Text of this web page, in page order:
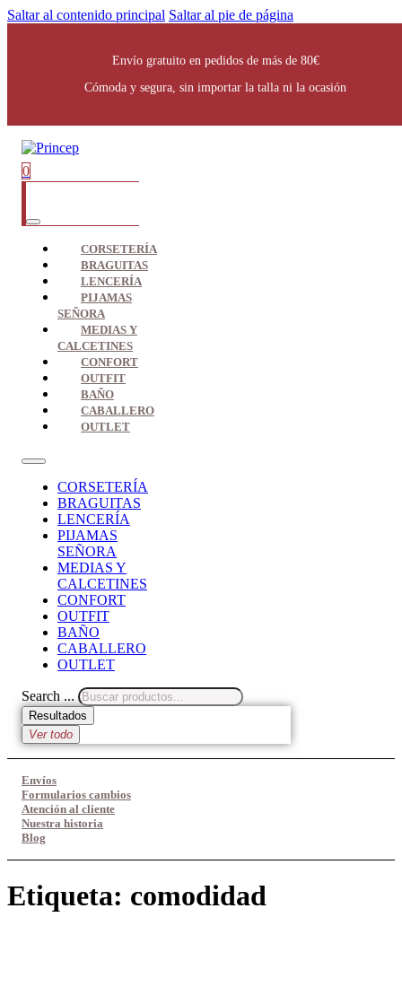
Saltar al contenido principal Saltar al pie de página
Envío gratuito en pedidos de más de 80€
Cómoda y segura, sin importar la talla ni la ocasión
0
CORSETERÍA
BRAGUITAS
LENCERÍA
PIJAMAS
SEÑORA
MEDIAS Y
CALCETINES
CONFORT
OUTFIT
BAÑO
CABALLERO
OUTLET
CORSETERÍA
BRAGUITAS
LENCERÍA
PIJAMAS
SEÑORA
MEDIAS Y
CALCETINES
CONFORT
OUTFIT
BAÑO
CABALLERO
OUTLET
Search ...
Resultados
Ver todo
Envíos
Formularios cambios
Atención al cliente
Nuestra historia
Blog
Etiqueta: comodidad